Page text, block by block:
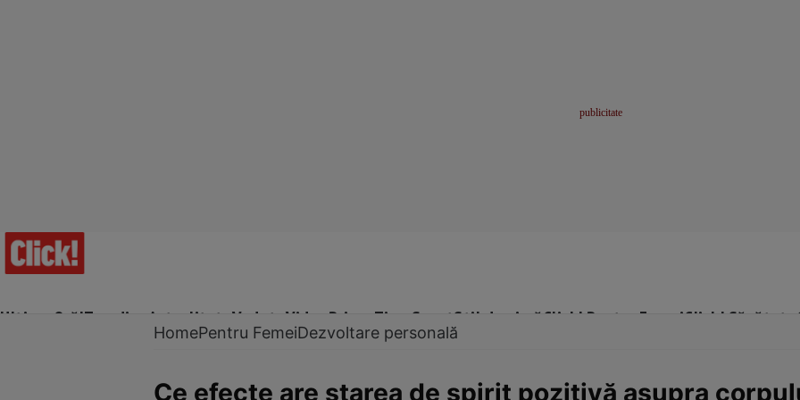
Ultima Oră!Trending Actualitate Vedete Video Prime Time SportStil de viațăClick! Pentru FemeiClick! Sănătate
HomePentru FemeiDezvoltare personală
Ce efecte are starea de spirit pozitivă asupra